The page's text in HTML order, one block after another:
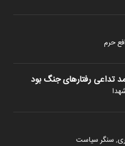
حرم
تداعی رفتارهای جنگ بود
, سنگر سیاست